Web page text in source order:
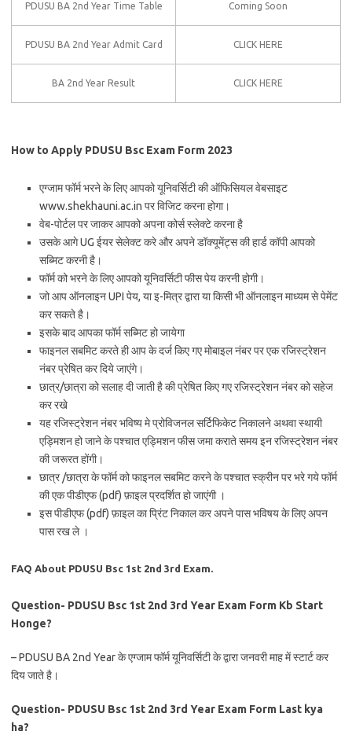
PDUSU BA 2nd Year Time Table Coming Soon
PDUSU BA 2nd Year Admit Card CLICK HERE
BA 2nd Year Result CLICK HERE
How to Apply PDUSU Bsc Exam Form 2023
एग्जाम फॉर्म भरने के लिए आपको यूनिवर्सिटी की ऑफिसियल वेबसाइट
www.shekhauni.ac.in पर विजिट करना होगा।
वेब-पोर्टल पर जाकर आपको अपना कोर्स स्लेक्टे करना है
उसके आगे UG ईयर सेलेक्ट करे और अपने डॉक्यूमेंट्स की हार्ड कॉपी आपको
सब्मिट करनी है।
फॉर्म को भरने के लिए आपको यूनिवर्सिटी फीस पेय करनी होगी।
जो आप ऑनलाइन UPI पेय, या इ-मित्र द्वारा या किसी भी ऑनलाइन माध्यम से पेमेंट
कर सकते है।
इसके बाद आपका फॉर्म सब्मिट हो जायेगा
फाइनल सबमिट करते ही आप के दर्ज किए गए मोबाइल नंबर पर एक रजिस्ट्रेशन
नंबर प्रेषित कर दिये जाएंगे।
छात्र/छात्रा को सलाह दी जाती है की प्रेषित किए गए रजिस्ट्रेशन नंबर को सहेज
कर रखे
यह रजिस्ट्रेशन नंबर भविष्य मे प्रोविजनल सर्टिफिकेट निकालने अथवा स्थायी
एड्मिशन हो जाने के पश्चात एड्मिशन फीस जमा कराते समय इन रजिस्ट्रेशन नंबर
की जरूरत होंगी।
छात्र /छात्रा के फॉर्म को फाइनल सबमिट करने के पश्चात स्क्रीन पर भरे गये फॉर्म
की एक पीडीएफ (pdf) फ़ाइल प्रदर्शित हो जाएंगी ।
इस पीडीएफ (pdf) फ़ाइल का प्रिंट निकाल कर अपने पास भविषय के लिए अपन
पास रख ले ।
FAQ About PDUSU Bsc 1st 2nd 3rd Exam.
Question- PDUSU Bsc 1st 2nd 3rd Year Exam Form Kb Start
Honge?
– PDUSU BA 2nd Year के एग्जाम फॉर्म यूनिवर्सिटी के द्वारा जनवरी माह में स्टार्ट कर
दिय जाते है।
Question- PDUSU Bsc 1st 2nd 3rd Year Exam Form Last kya
ha?